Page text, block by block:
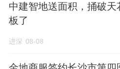
隔壁除了华曦府金安，附
为2022年开盘的峯范北京
集团、南国置业
中建智地送面积，捅破天
板了
进深 08-08